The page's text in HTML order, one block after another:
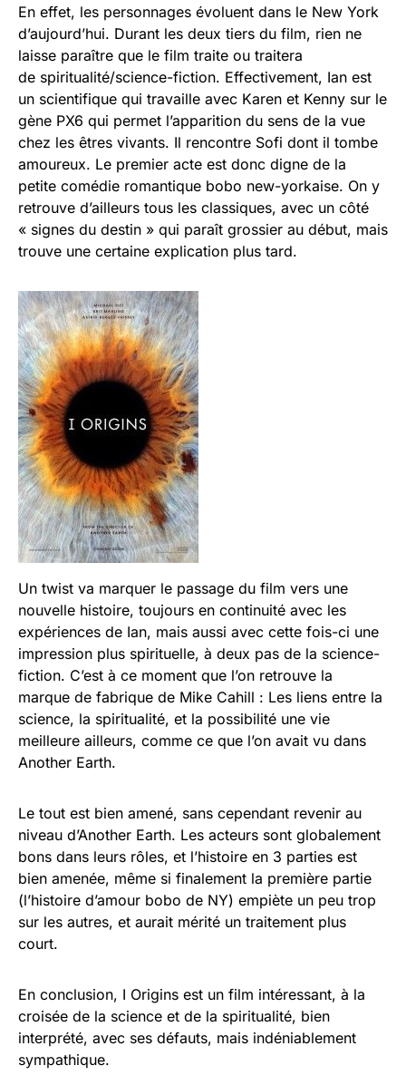
En effet, les personnages évoluent dans le New York
d’aujourd’hui. Durant les deux tiers du film, rien ne
laisse paraître que le film traite ou traitera
de spiritualité/science-fiction. Effectivement, Ian est
un scientifique qui travaille avec Karen et Kenny sur le
gène PX6 qui permet l’apparition du sens de la vue
chez les êtres vivants. Il rencontre Sofi dont il tombe
amoureux. Le premier acte est donc digne de la
petite comédie romantique bobo new-yorkaise. On y
retrouve d’ailleurs tous les classiques, avec un côté
« signes du destin » qui paraît grossier au début, mais
trouve une certaine explication plus tard.
Un twist va marquer le passage du film vers une
nouvelle histoire, toujours en continuité avec les
expériences de Ian, mais aussi avec cette fois-ci une
impression plus spirituelle, à deux pas de la science-
fiction. C’est à ce moment que l’on retrouve la
marque de fabrique de Mike Cahill : Les liens entre la
science, la spiritualité, et la possibilité une vie
meilleure ailleurs, comme ce que l’on avait vu dans
Another Earth.
Le tout est bien amené, sans cependant revenir au
niveau d’Another Earth. Les acteurs sont globalement
bons dans leurs rôles, et l’histoire en 3 parties est
bien amenée, même si finalement la première partie
(l’histoire d’amour bobo de NY) empiète un peu trop
sur les autres, et aurait mérité un traitement plus
court.
En conclusion, I Origins est un film intéressant, à la
croisée de la science et de la spiritualité, bien
interprété, avec ses défauts, mais indéniablement
sympathique.